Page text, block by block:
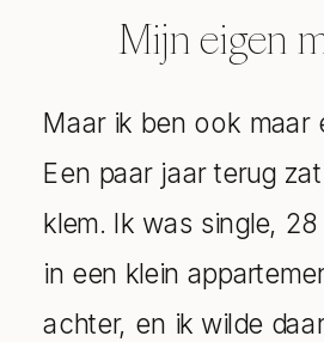
Mijn eigen
Maar ik ben ook maar
Een paar jaar terug
klem. Ik was single,
in een klein
achter, en ik wilde